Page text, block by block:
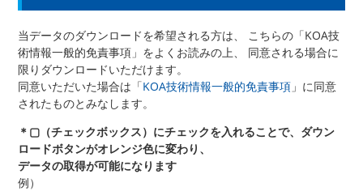
当データのダウンロードを希望される方は、 こちらの「KOA技
術情報一般的免責事項」をよくお読みの上、 同意される場合に
限りダウンロードいただけます。
同意いただいた場合は「KOA技術情報一般的免責事項 」に同意
されたものとみなします。
＊▢（チェックボックス）にチェックを入れることで、ダウン
ロードボタンがオレンジ色に変わり、
データの取得が可能になります
例）